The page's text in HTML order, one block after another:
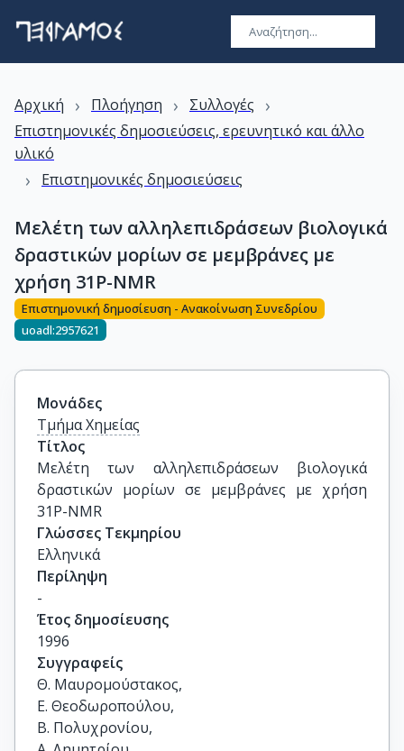
Αρχική › Πλοήγηση › Συλλογές ›
Επιστημονικές δημοσιεύσεις, ερευνητικό και άλλο
υλικό
› Επιστημονικές δημοσιεύσεις
Μελέτη των αλληλεπιδράσεων βιολογικά
δραστικών μορίων σε μεμβράνες με
χρήση 31P-NMR
Επιστημονική δημοσίευση - Ανακοίνωση Συνεδρίου
uoadl:2957621
Μονάδες
Τμήμα Χημείας
Τίτλος
Μελέτη των αλληλεπιδράσεων βιολογικά
δραστικών μορίων σε μεμβράνες με χρήση
31P-NMR
Γλώσσες Τεκμηρίου
Ελληνικά
Περίληψη
-
Έτος δημοσίευσης
1996
Συγγραφείς
Θ. Μαυρομούστακος,
Ε. Θεοδωροπούλου,
Β. Πολυχρονίου,